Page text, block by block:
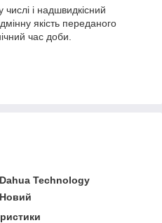
і надшвидкісний
якість переданого
час доби.
Dahua Technology
Новий